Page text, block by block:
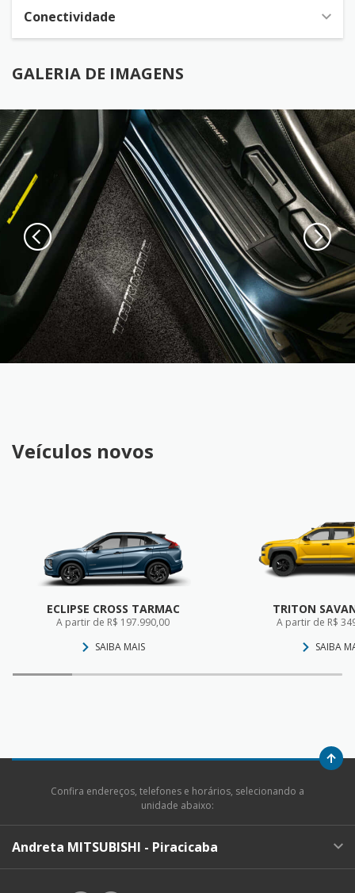
Conectividade
GALERIA DE IMAGENS
Veículos novos
ECLIPSE CROSS TARMAC
A partir de R$ 197.990,00
SAIBA MAIS
TRITON
A partir de R$
SAIBA
Confira endereços, telefones e horários, selecionando a
unidade abaixo:
Andreta MITSUBISHI - Piracicaba